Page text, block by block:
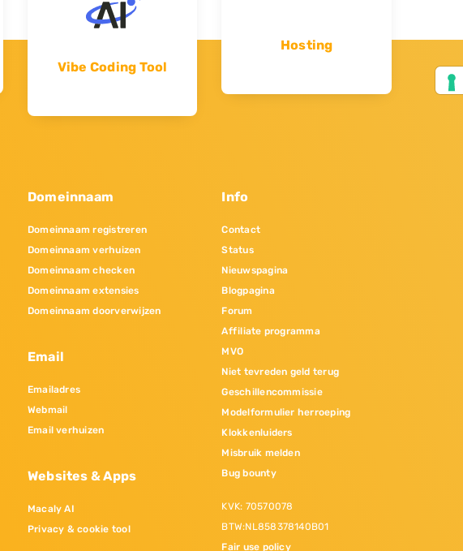
Vibe Coding Tool
Hosting
Domeinnaam
Domeinnaam registreren
Domeinnaam verhuizen
Domeinnaam checken
Domeinnaam extensies
Domeinnaam doorverwijzen
Email
Emailadres
Webmail
Email verhuizen
Websites & Apps
Macaly AI
Privacy & cookie tool
Info
Contact
Status
Nieuwspagina
Blogpagina
Forum
Affiliate programma
MVO
Niet tevreden geld terug
Geschillencommissie
Modelformulier herroeping
Klokkenluiders
Misbruik melden
Bug bounty
KVK: 70570078
BTW:NL858378140B01
Fair use policy